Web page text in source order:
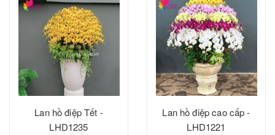
Lan hồ điệp Tết -
LHD1235
Lan hồ điệp cao cấp -
LHD1221